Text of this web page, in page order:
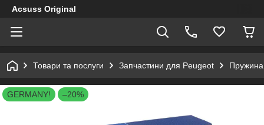
Acsuss Original
Товари та послуги Запчастини для Peugeot Пружина
GERMANY! –20%